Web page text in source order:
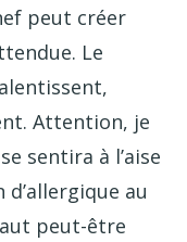
peut créer
Le
Attention, je
sentira à l’aise
d’allergique au
peut-être